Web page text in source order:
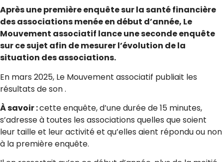
Après une première enquête sur la santé financière
des associations menée en début d’année, Le
Mouvement associatif lance une seconde enquête
sur ce sujet afin de mesurer l’évolution de la
situation des associations.
En mars 2025, Le Mouvement associatif publiait les
résultats de son .
À savoir :cette enquête, d’une durée de 15 minutes,
s’adresse à toutes les associations quelles que soient
leur taille et leur activité et qu’elles aient répondu ou non
à la première enquête.